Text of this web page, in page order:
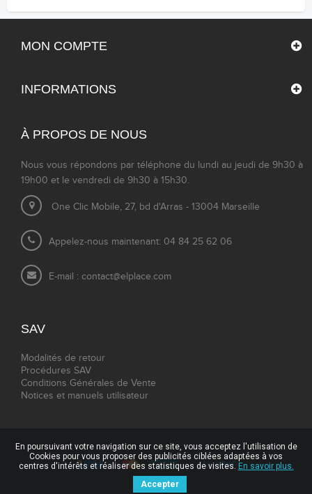
MON COMPTE
INFORMATIONS
À PROPOS DE NOUS
Nous vous répondons par téléphone du lundi au jeudi de 9h30 à
19h00 et le vendredi de 9h30 à 15h30.
One Clic Mobile, 27, bd d'Arras - 13004 Marseille
Appelez-nous maintenant: 04 84 25 62 06
E-mail : contact@elplace.com
SAV
Modalités de retour
Procédures SAV
Conditions Générales de Vente
Notices et manuels utilisateur
En poursuivant votre navigation sur ce site, vous acceptez l'utilisation de
Cookies pour vous proposer des publicités ciblées adaptées à vos
centres d'intérêts et réaliser des statistiques de visites. En savoir plus.
Accepter